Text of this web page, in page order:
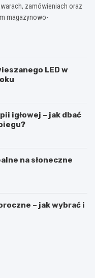
zamówieniach oraz
magazynowo-
LED w
igłowej – jak dbać
na słoneczne
– jak wybrać i